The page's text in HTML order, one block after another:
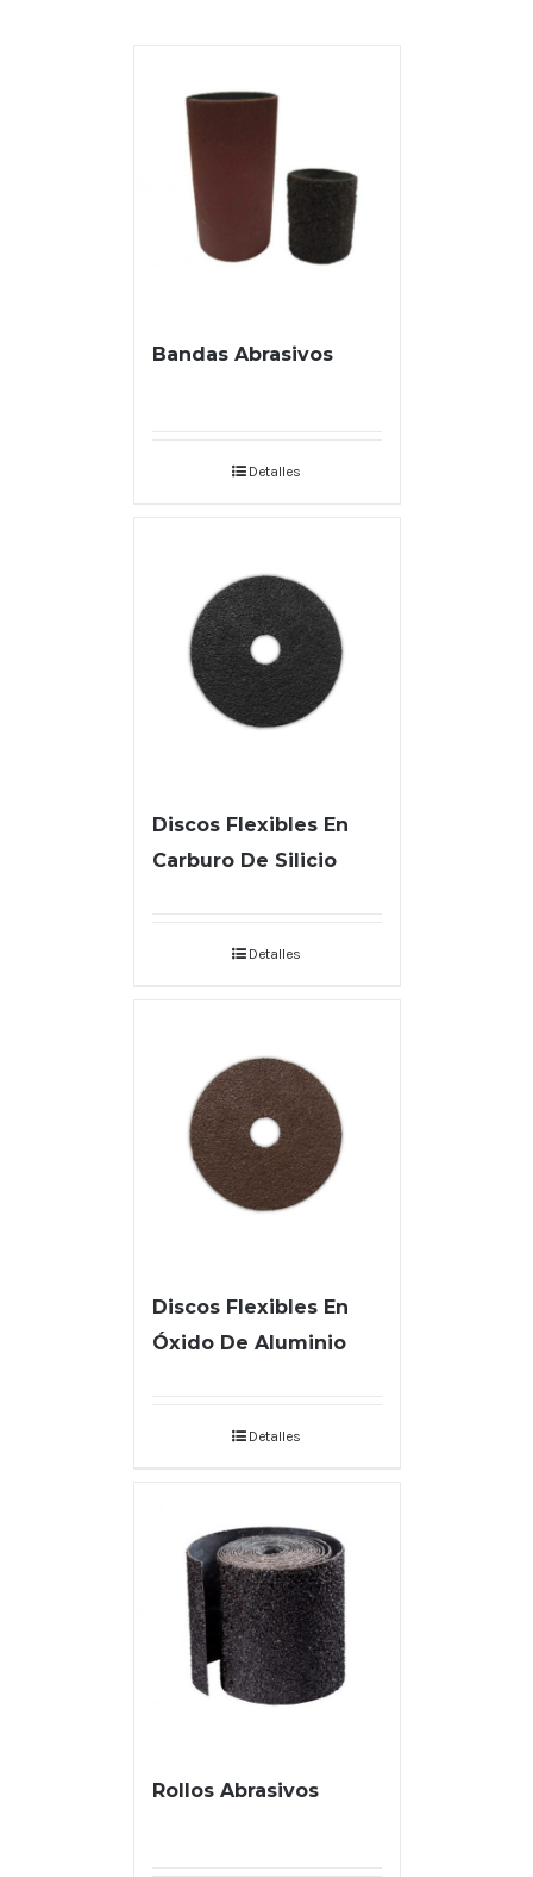
Bandas Abrasivos
Detalles
Discos Flexibles En
Carburo De Silicio
Detalles
Discos Flexibles En
Óxido De Aluminio
Detalles
Rollos Abrasivos